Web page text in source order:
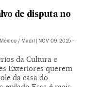
de disputa no
/ Madri | NOV 09, 2015 -
da Cultura e
Exteriores querem
da casa do